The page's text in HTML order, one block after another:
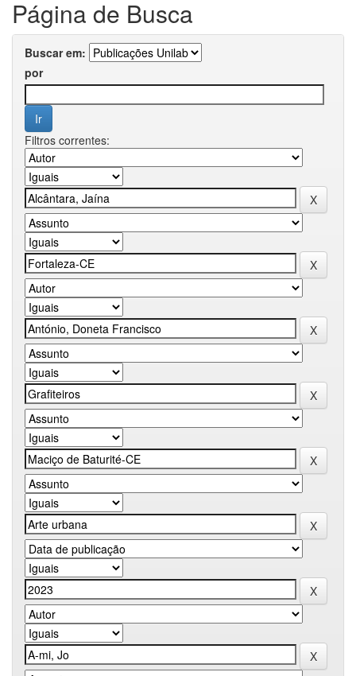
Página de Busca
Buscar em:
por
Filtros correntes: